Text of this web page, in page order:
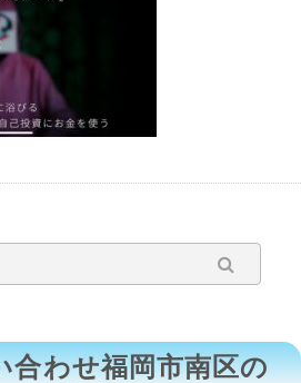
合わせ福岡市南区の